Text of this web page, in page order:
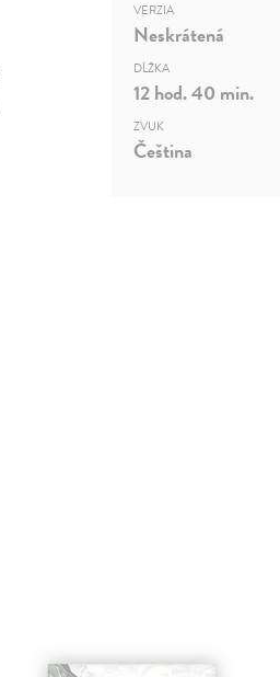
VERZIA
Neskrátená
DĹŽKA
12 hod. 40 min.
ZVUK
Čeština